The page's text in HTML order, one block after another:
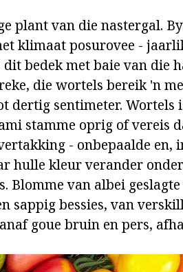
plant van die nastergal.
klimaat posurovee -
bedek met baie van die
die wortels bereik 'n
dertig sentimeter. Wortels
stamme oprig of vereis
- onbepaalde en,
hulle kleur verander
Blomme van albei
sappig bessies, van
goue bruin en pers,